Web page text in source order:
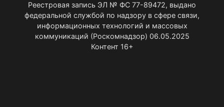
Реестровая запись ЭЛ № ФС 77-89472, выдано
федеральной службой по надзору в сфере связи,
информационных технологий и массовых
коммуникаций (Роскомнадзор) 06.05.2025
Контент 16+